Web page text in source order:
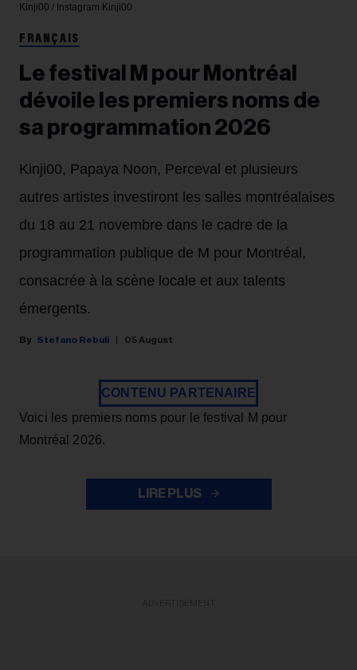
Kinji00 / Instagram Kinji00
FRANÇAIS
Le festival M pour Montréal
dévoile les premiers noms de
sa programmation 2026
Kinji00, Papaya Noon, Perceval et plusieurs
autres artistes investiront les salles montréalaises
du 18 au 21 novembre dans le cadre de la
programmation publique de M pour Montréal,
consacrée à la scène locale et aux talents
émergents.
Stefano Rebuli 05 August
CONTENU PARTENAIRE
Voici les premiers noms pour le festival M pour
Montréal 2026.
LIRE PLUS